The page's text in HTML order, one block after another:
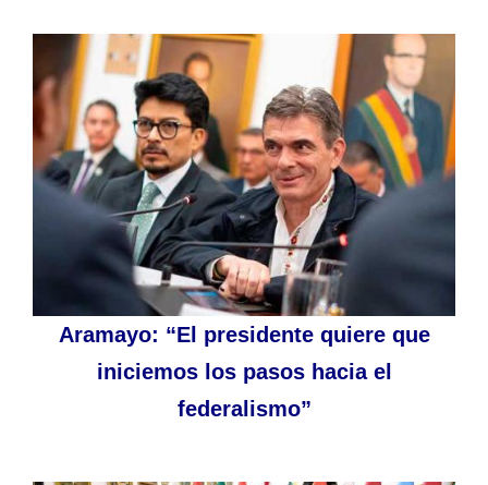
Aramayo: “El presidente quiere que
iniciemos los pasos hacia el
federalismo”